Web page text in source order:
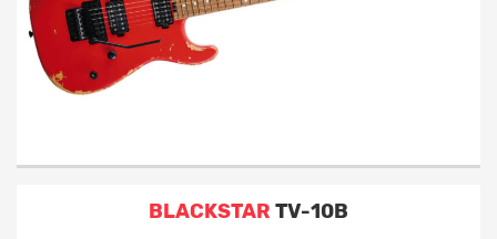
BLACKSTAR TV-10B